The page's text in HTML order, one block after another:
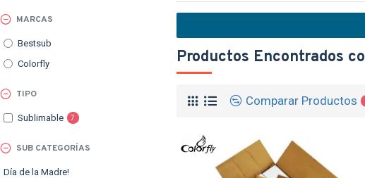
SUB CATEGORÍAS
Día de la Madre!
MARCAS
Bestsub
Colorfly
TIPO
Sublimable 7
Productos Encontrados
Comparar Productos
TEXTTRANSPARENTE